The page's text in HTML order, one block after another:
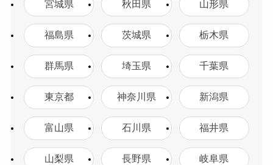
宮城県 秋田県 山形県
福島県 茨城県 栃木県
群馬県 埼玉県 千葉県
東京都 神奈川県 新潟県
富山県 石川県 福井県
山梨県 長野県 岐阜県